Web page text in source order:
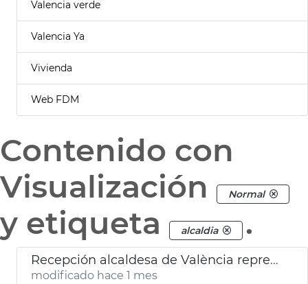
Valencia verde
Valencia Ya
Vivienda
Web FDM
Contenido con
Visualización
Normal
y etiqueta alcaldia .
Recepción alcaldesa de València representantes Federación de Asociaciones Venezolanos de España
modificado hace 1 mes